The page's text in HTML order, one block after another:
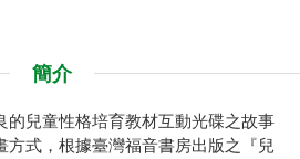
簡介
的兒童性格培育教材互動光碟之故事
方式，根據臺灣福音書房出版之『兒